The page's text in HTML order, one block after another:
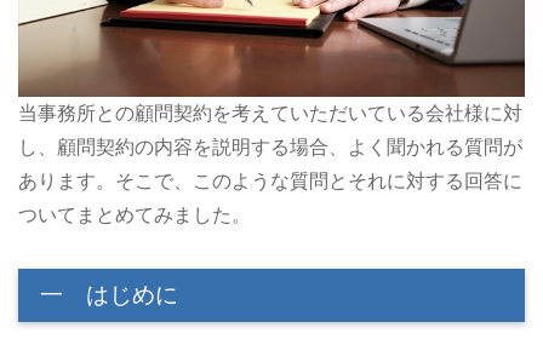
当事務所との顧問契約を考えていただいている会社様に対
し、顧問契約の内容を説明する場合、よく聞かれる質問が
あります。そこで、このような質問とそれに対する回答に
ついてまとめてみました。
一 はじめに